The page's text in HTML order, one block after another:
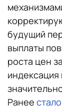
будущий
выплаты
роста цен
Ранее стало